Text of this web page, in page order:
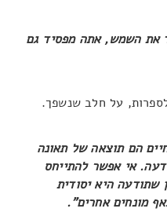
את השמש, אתה מפסיד גם
על חלב שנשפך.
הם תוצאה של תאונה
אי אפשר להתייחס
שתודעה היא יסודית
מונחים אחרים".